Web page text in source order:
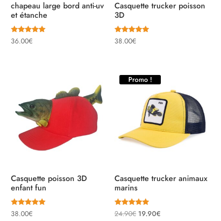
chapeau large bord anti-uv
et étanche
Note
5.00
36.00€
Casquette trucker poisson
3D
Note
5.00
38.00€
Casquette poisson 3D
enfant fun
Note
5.00
38.00€
Promo !
Casquette trucker animaux
marins
Note
5.00
24.90€ Le
19.90€